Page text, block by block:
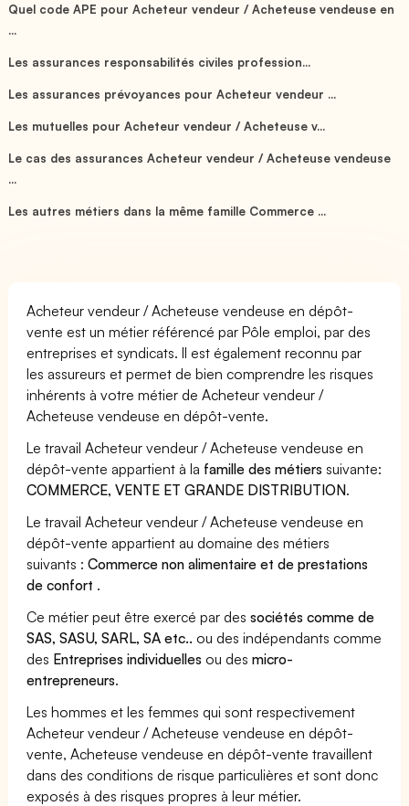
Quel code APE pour Acheteur vendeur / Acheteuse vendeuse en
...
Les assurances responsabilités civiles profession...
Les assurances prévoyances pour Acheteur vendeur ...
Les mutuelles pour Acheteur vendeur / Acheteuse v...
Le cas des assurances Acheteur vendeur / Acheteuse vendeuse
...
Les autres métiers dans la même famille Commerce ...
Acheteur vendeur / Acheteuse vendeuse en dépôt-
vente est un métier référencé par Pôle emploi, par des
entreprises et syndicats. Il est également reconnu par
les assureurs et permet de bien comprendre les risques
inhérents à votre métier de Acheteur vendeur /
Acheteuse vendeuse en dépôt-vente.
Le travail Acheteur vendeur / Acheteuse vendeuse en
dépôt-vente appartient à la famille des métiers suivante:
COMMERCE, VENTE ET GRANDE DISTRIBUTION.
Le travail Acheteur vendeur / Acheteuse vendeuse en
dépôt-vente appartient au domaine des métiers
suivants :Commerce non alimentaire et de prestations
de confort .
Ce métier peut être exercé par dessociétés comme de
SAS, SASU, SARL, SA etc.. ou des indépendants comme
des Entreprises individuelles ou desmicro-
entrepreneurs.
Les hommes et les femmes qui sont respectivement
Acheteur vendeur / Acheteuse vendeuse en dépôt-
vente, Acheteuse vendeuse en dépôt-vente travaillent
dans des conditions de risque particulières et sont donc
exposés à des risques propres à leur métier.